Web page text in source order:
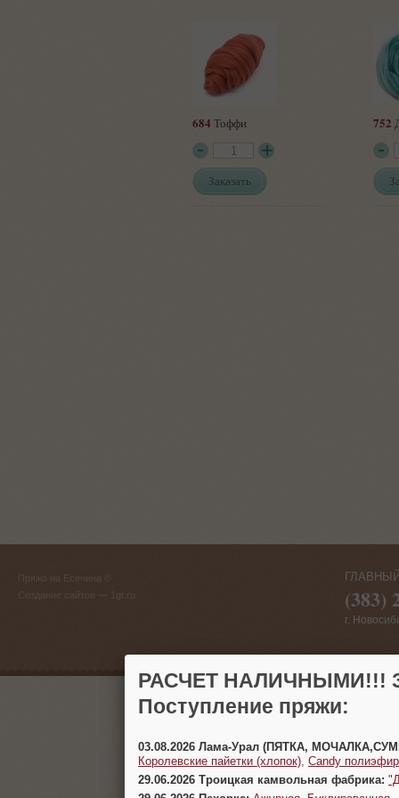
684 Тоффи
Заказать
752
Пряжа на Есенина ©
Создание сайтов — 1gt.ru (383)
г.
РАСЧЕТ НАЛИЧНЫМИ!!!
Поступление пряжи:
03.08.2026 Лама-Урал (ПЯТКА,
Королевские пайетки (хлопок) Candy
29.06.2026 Троицкая камвольная фабрика: